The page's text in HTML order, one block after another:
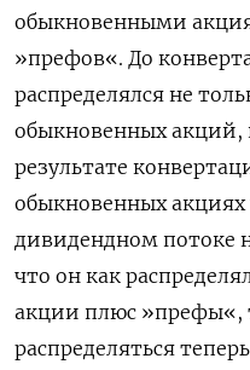
обыкновенными
»префов«. До
распределялся не
обыкновенных акций,
результате
обыкновенных
дивидендном потоке
⁠что он как
акции плюс »префы«,
распределяться